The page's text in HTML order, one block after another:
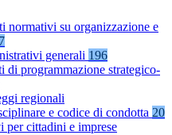
normativi su organizzazione e
generali 196
di programmazione strategico-
regionali
e codice di condotta 20
per cittadini e imprese